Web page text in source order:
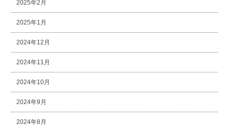
2025年2月
2025年1月
2024年12月
2024年11月
2024年10月
2024年9月
2024年8月